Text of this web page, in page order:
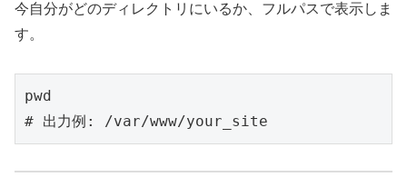
今自分がどのディレクトリにいるか、フルパスで表示しま
す。
pwd